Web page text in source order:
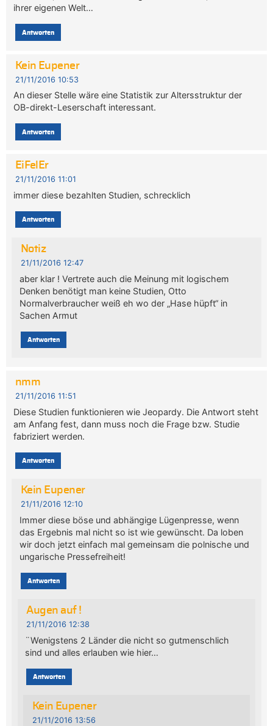
ihrer eigenen Welt…
Antworten
Kein Eupener
21/11/2016 10:53
An dieser Stelle wäre eine Statistik zur Altersstruktur der
OB-direkt-Leserschaft interessant.
Antworten
EiFelEr
21/11/2016 11:01
immer diese bezahlten Studien, schrecklich
Antworten
Notiz
21/11/2016 12:47
aber klar ! Vertrete auch die Meinung mit logischem
Denken benötigt man keine Studien, Otto
Normalverbraucher weiß eh wo der „Hase hüpft“ in
Sachen Armut
Antworten
nmm
21/11/2016 11:51
Diese Studien funktionieren wie Jeopardy. Die Antwort steht
am Anfang fest, dann muss noch die Frage bzw. Studie
fabriziert werden.
Antworten
Kein Eupener
21/11/2016 12:10
Immer diese böse und abhängige Lügenpresse, wenn
das Ergebnis mal nicht so ist wie gewünscht. Da loben
wir doch jetzt einfach mal gemeinsam die polnische und
ungarische Pressefreiheit!
Antworten
Augen auf !
21/11/2016 12:38
¨Wenigstens 2 Länder die nicht so gutmenschlich
sind und alles erlauben wie hier…
Antworten
Kein Eupener
21/11/2016 13:56